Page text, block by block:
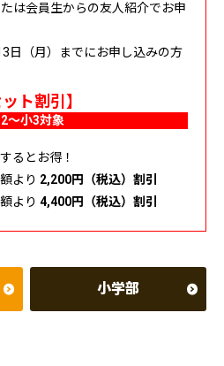
は会員生からの友人紹介でお申
日（月）までにお申し込みの方
ット割引】
～小3対象
るとお得！
より 2,200円（税込）割引
より 4,400円（税込）割引
小学部